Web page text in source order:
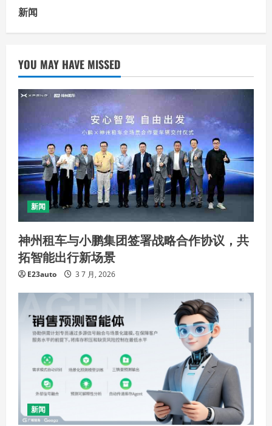
新闻
YOU MAY HAVE MISSED
新闻
神州租车与小鹏集团签署战略合作协议，共
拓智能出行新场景
E23auto 3 7 月, 2026
新闻